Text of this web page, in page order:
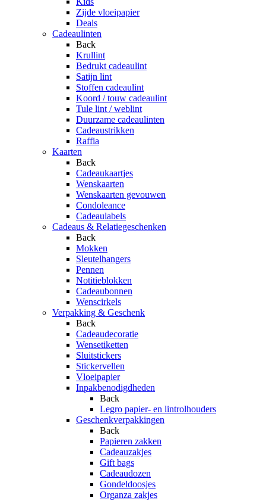
Zijde vloeipapier
Deals
Cadeaulinten
Back
Krullint
Bedrukt cadeaulint
Satijn lint
Stoffen cadeaulint
Koord / touw cadeaulint
Tule lint / weblint
Duurzame cadeaulinten
Cadeaustrikken
Raffia
Kaarten
Back
Cadeaukaartjes
Wenskaarten
Wenskaarten gevouwen
Condoleance
Cadeaulabels
Cadeaus & Relatiegeschenken
Back
Mokken
Sleutelhangers
Pennen
Notitieblokken
Cadeaubonnen
Wenscirkels
Verpakking & Geschenk
Back
Cadeaudecoratie
Wensetiketten
Sluitstickers
Stickervellen
Vloeipapier
Inpakbenodigdheden
Back
Legro papier- en lintrolhouders
Geschenkverpakkingen
Back
Papieren zakken
Cadeauzakjes
Gift bags
Cadeaudozen
Gondeldoosjes
Organza zakjes